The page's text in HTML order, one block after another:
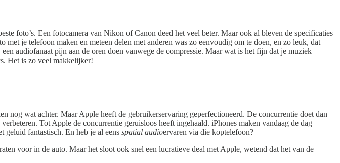
foto’s. Een fotocamera van Nikon of Canon deed het veel beter. Maar ook al bleven de specificaties
je telefoon maken en meteen delen met anderen was zo eenvoudig om te doen, en zo leuk, dat
audiofanaat pijn aan de oren doen vanwege de compressie. Maar wat is het fijn dat je muziek
Het is zo veel makkelijker!
nog wat achter. Maar Apple heeft de gebruikerservaring geperfectioneerd. De concurrentie doet dan
Tot Apple de concurrentie geruisloos heeft ingehaald. iPhones maken vandaag de dag
geluid fantastisch. En heb je al eens spatial audioervaren via die koptelefoon?
voor in de auto. Maar het sloot ook snel een lucratieve deal met Apple, wetend dat het van de